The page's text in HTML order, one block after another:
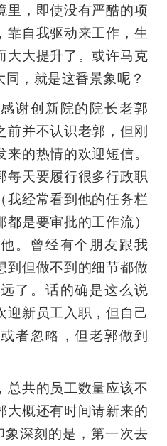
里，即使没有严酷的项
靠自我驱动来工作，生
大大提升了。或许马克
，就是这番景象呢？
谢创新院的院长老郭
前并不认识老郭，但刚
的热情的欢迎短信。
每天要履行很多行政职
我经常看到他的任务栏
是要审批的工作流）
。曾经有个朋友跟我
到但做不到的细节都做
了。话的确是这么说
迎新员工入职，但自己
者忽略，但老郭做到
总共的员工数量应该不
大概还有时间请新来的
深刻的是，第一次去